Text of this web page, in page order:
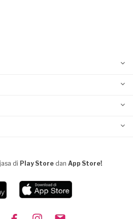
di Play Store dan App Store!